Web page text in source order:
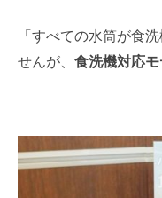
「すべての水筒が食
せんが、 食洗機対応